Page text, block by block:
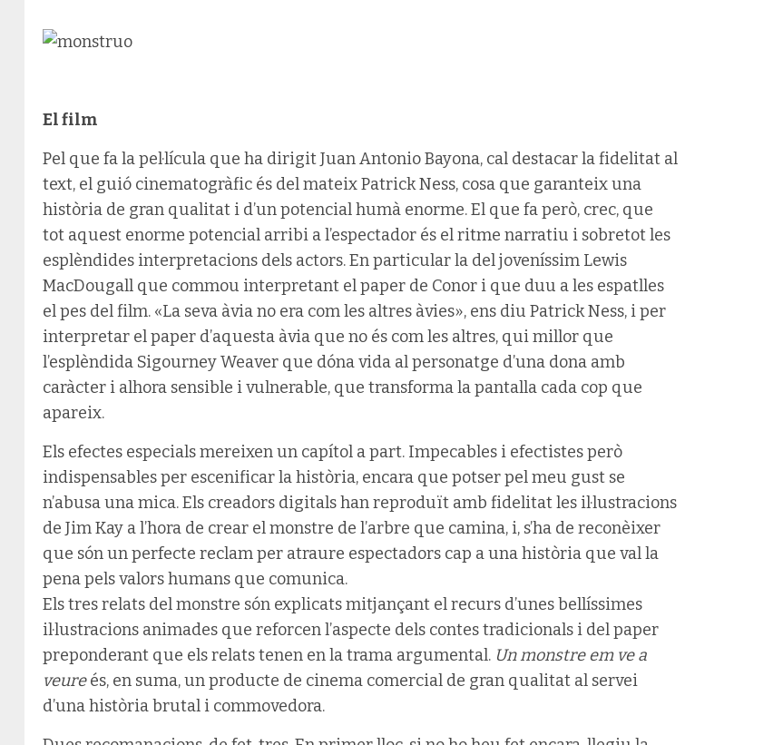
El film
Pel que fa la pel·lícula que ha dirigit Juan Antonio Bayona, cal destacar la fidelitat al
text, el guió cinematogràfic és del mateix Patrick Ness, cosa que garanteix una
història de gran qualitat i d’un potencial humà enorme. El que fa però, crec, que
tot aquest enorme potencial arribi a l’espectador és el ritme narratiu i sobretot les
esplèndides interpretacions dels actors. En particular la del joveníssim Lewis
MacDougall que commou interpretant el paper de Conor i que duu a les espatlles
el pes del film. «La seva àvia no era com les altres àvies», ens diu Patrick Ness, i per
interpretar el paper d’aquesta àvia que no és com les altres, qui millor que
l’esplèndida Sigourney Weaver que dóna vida al personatge d’una dona amb
caràcter i alhora sensible i vulnerable, que transforma la pantalla cada cop que
apareix.
Els efectes especials mereixen un capítol a part. Impecables i efectistes però
indispensables per escenificar la història, encara que potser pel meu gust se
n’abusa una mica. Els creadors digitals han reproduït amb fidelitat les il·lustracions
de Jim Kay a l’hora de crear el monstre de l’arbre que camina, i, s’ha de reconèixer
que són un perfecte reclam per atraure espectadors cap a una història que val la
pena pels valors humans que comunica.
Els tres relats del monstre són explicats mitjançant el recurs d’unes bellíssimes
il·lustracions animades que reforcen l’aspecte dels contes tradicionals i del paper
preponderant que els relats tenen en la trama argumental. Un monstre em ve a
veureés, en suma, un producte de cinema comercial de gran qualitat al servei
d’una història brutal i commovedora.